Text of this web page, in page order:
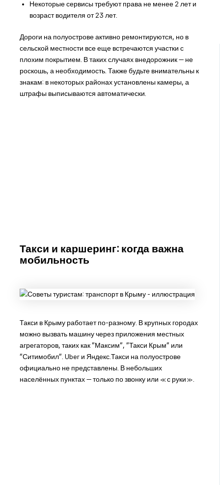
Некоторые сервисы требуют права не менее 2 лет и
возраст водителя от 23 лет.
Дороги на полуострове активно ремонтируются, но в
сельской местности все еще встречаются участки с
плохим покрытием. В таких случаях внедорожник — не
роскошь, а необходимость. Также будьте внимательны к
знакам: в некоторых районах установлены камеры, а
штрафы выписываются автоматически.
Такси и каршеринг: когда важна
мобильность
Такси в Крыму работает по-разному. В крупных городах
можно вызвать машину через приложения местных
агрегаторов, таких как "Максим", "Такси Крым" или
"Ситимобил". Uber и Яндекс.Такси на полуострове
официально не представлены. В небольших
населённых пунктах — только по звонку или «с руки».